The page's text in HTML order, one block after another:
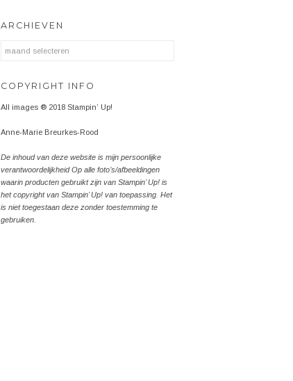
ARCHIEVEN
COPYRIGHT INFO
All images ® 2018 Stampin’ Up!
Anne-Marie Breurkes-Rood
De inhoud van deze website is mijn persoonlijke
verantwoordelijkheid Op alle foto’s/afbeeldingen
waarin producten gebruikt zijn van Stampin’ Up! is
het copyright van Stampin’ Up! van toepassing. Het
is niet toegestaan deze zonder toestemming te
gebruiken.